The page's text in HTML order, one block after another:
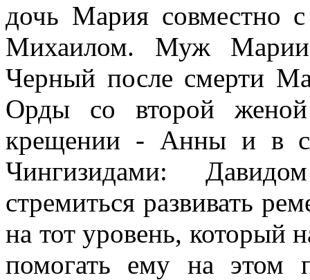
дочь Мария совместно
Михаилом. Муж
Черный после смерти
Орды со второй
крещении - Анны и в
Чингизидами:
стремиться развивать
на тот уровень, который
помогать ему на этом